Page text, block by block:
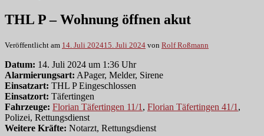
THL P – Wohnung öffnen akut
Veröffentlicht am 14. Juli 202415. Juli 2024 von Rolf Roßmann
Datum: 14. Juli 2024 um 1:36 Uhr
Alarmierungsart: APager, Melder, Sirene
Einsatzart: THL P Eingeschlossen
Einsatzort: Täfertingen
Fahrzeuge: Florian Täfertingen 11/1 , Florian Täfertingen 41/1 ,
Polizei, Rettungsdienst
Weitere Kräfte: Notarzt, Rettungsdienst